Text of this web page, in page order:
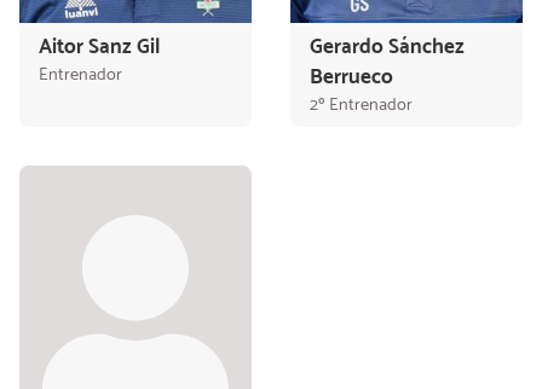
Aitor Sanz Gil
Entrenador
Gerardo Sánchez
Berrueco
2º Entrenador